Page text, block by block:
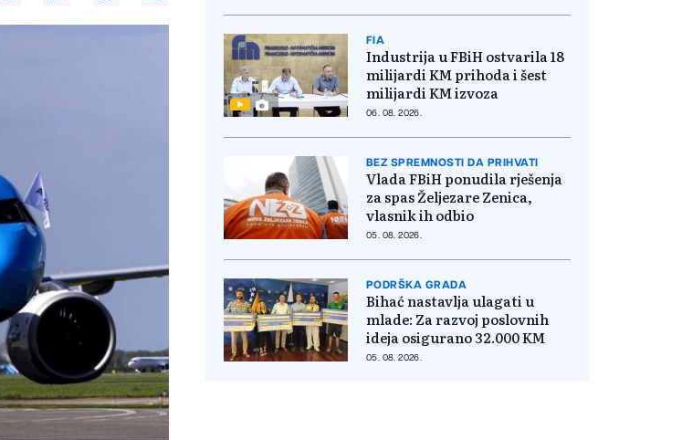
FIA
Industrija u FBiH ostvarila 18
milijardi KM prihoda i šest
milijardi KM izvoza
06. 08. 2026.
BEZ SPREMNOSTI DA PRIHVATI
Vlada FBiH ponudila rješenja
za spas Željezare Zenica,
vlasnik ih odbio
05. 08. 2026.
PODRŠKA GRADA
Bihać nastavlja ulagati u
mlade: Za razvoj poslovnih
ideja osigurano 32.000 KM
05. 08. 2026.